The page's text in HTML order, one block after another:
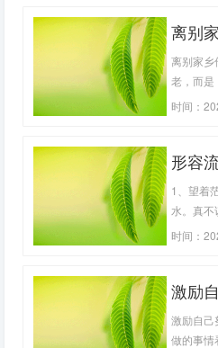
的火焰
离别
乡的
离别家乡
老，而
持微笑。
你。当
你我的心
时间：
形容
泪的
1、望着
水。真
泪水吃过
了。4、
我，能激
时间：
激励
子 激
句)
激励自己
做的事情